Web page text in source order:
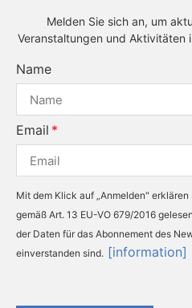
Melden Sie sich an, um
Veranstaltungen und Aktivitäten
Name
Email
Mit dem Klick auf „Anmelden"
gemäß Art. 13 EU-VO 679/2016
der Daten für das Abonnement des
einverstanden sind. [information]